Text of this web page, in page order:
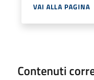
VAI ALLA PAGINA
Contenuti